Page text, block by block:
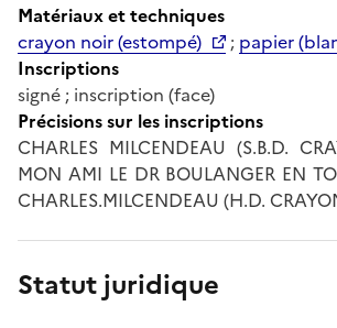
Matériaux et techniques
crayon noir (estompé)
; papier
Inscriptions
signé ; inscription (face)
Précisions sur les inscriptions
CHARLES MILCENDEAU (S.B.D.
MON AMI LE DR BOULANGER EN
CHARLES.MILCENDEAU (H.D.
Statut juridique